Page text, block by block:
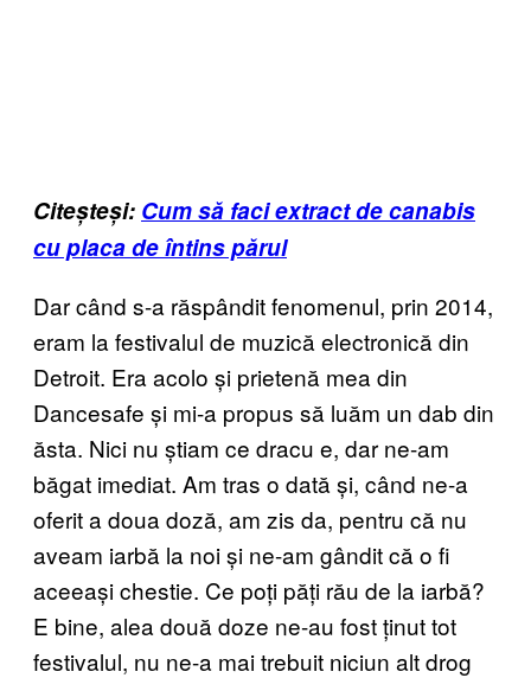
Citeșteși: Cum să faci extract de canabis
cu placa de întins părul
Dar când s-a răspândit fenomenul, prin 2014,
eram la festivalul de muzică electronică din
Detroit. Era acolo și prietenă mea din
Dancesafe și mi-a propus să luăm un dab din
ăsta. Nici nu știam ce dracu e, dar ne-am
băgat imediat. Am tras o dată și, când ne-a
oferit a doua doză, am zis da, pentru că nu
aveam iarbă la noi și ne-am gândit că o fi
aceeași chestie. Ce poți păți rău de la iarbă?
E bine, alea două doze ne-au fost ținut tot
festivalul, nu ne-a mai trebuit niciun alt drog